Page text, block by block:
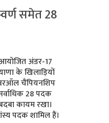
समेत 28
अंडर-17
के खिलाड़ियों
चैंपियनशिप
28 पदक
कायम रखा।
पदक शामिल हैं।